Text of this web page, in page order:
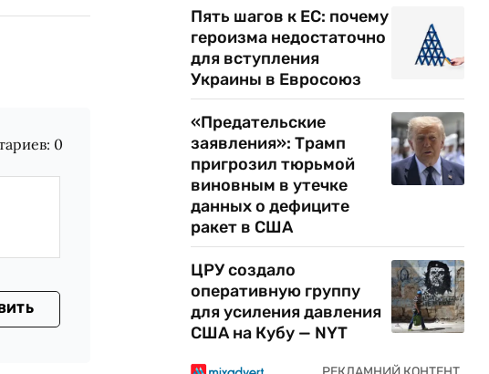
0
Пять шагов к ЕС: почему
героизма недостаточно
для вступления
Украины в Евросоюз
«Предательские
заявления»: Трамп
пригрозил тюрьмой
виновным в утечке
данных о дефиците
ракет в США
ЦРУ создало
оперативную группу
для усиления давления
США на Кубу — NYT